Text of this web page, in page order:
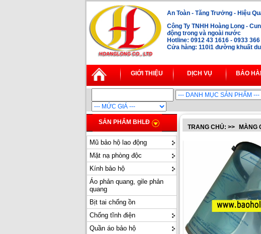
An Toàn - Tăng Trưởng - Hiệu
Công Ty TNHH Hoàng Long -
động trong và ngoài nước
Hotline: 0912 43 1616 - 0933
Cửa hàng: 110i1 đường khuất
GIỚI THIỆU DỊCH VỤ BẢO
SẢN PHẨM BHLĐ
Mũ bảo hộ lao động
Mặt nạ phòng độc
Kính bảo hộ
Áo phản quang, gile phản
quang
Bịt tai chống ồn
Chống tĩnh điện
Quần áo bảo hộ
TRANG CHỦ: >> MÀNG